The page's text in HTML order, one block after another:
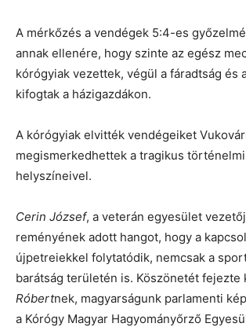
A mérkőzés a vendégek 5:4-es
annak ellenére, hogy szinte az egész
kórógyiak vezettek, végül a fáradtság és
kifogtak a házigazdákon.
A kórógyiak elvitték vendégeiket
megismerkedhettek a tragikus
helyszíneivel.
Cerin József, a veterán egyesület
reményének adott hangot, hogy a
újpetreiekkel folytatódik, nemcsak a
barátság területén is. Köszönetét fejezte
Róbertnek, magyarságunk parlamenti
a Kórógy Magyar Hagyományőrző